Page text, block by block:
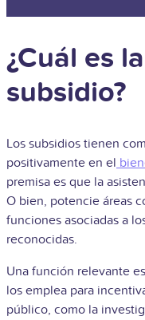
¿Cuál es
subsidio?
Los subsidios tienen
positivamente en el
premisa es que la
O bien, potencie áreas
funciones asociadas a
reconocidas.
Una función relevante
los emplea para
público, como la